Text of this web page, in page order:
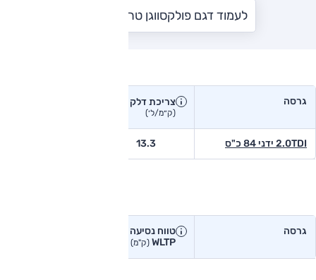
לעמוד דגם פולקסווגן טרנספורטר
גרסה צריכת דלק יצרן
(ק״מ/ל׳)
2.0TDI ידני 84 כ"ס 13.3
גרסה
טווח נסיעה יצרן
WLTP(ק"מ)